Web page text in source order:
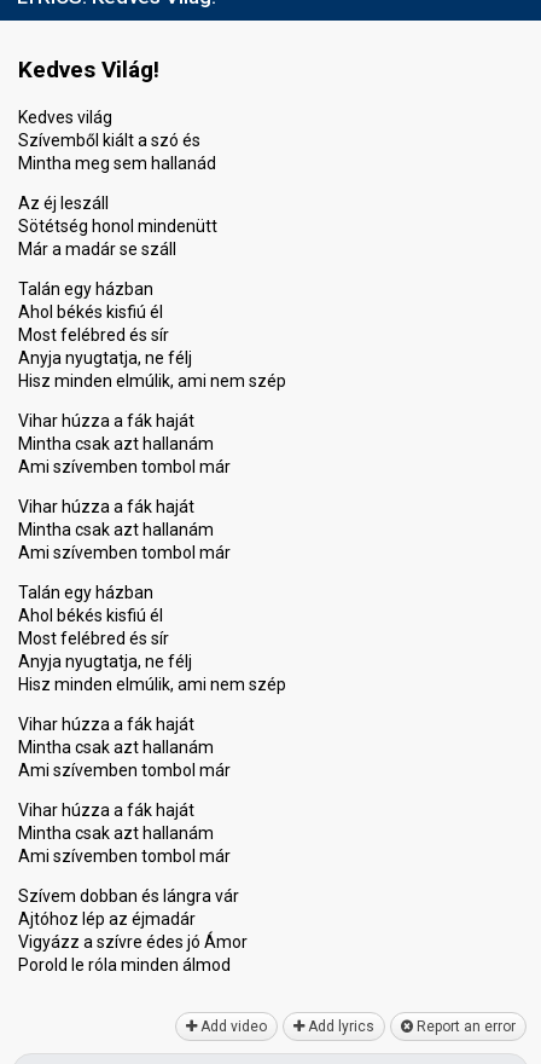
Kedves Világ!
Kedves világ
Szívemből kiált a szó és
Mintha meg sem hallanád
Az éj leszáll
Sötétség honol mindenütt
Már a madár se száll
Talán egy házban
Ahol békés kisfiú él
Most felébred és sír
Anyja nyugtatja, ne félj
Hisz minden elmúlik, ami nem szép
Vihar húzza a fák haját
Mintha csak azt hallanám
Ami szívemben tombol már
Vihar húzza a fák haját
Mintha csak azt hallanám
Ami szívemben tombol már
Talán egy házban
Ahol békés kisfiú él
Most felébred és sír
Anyja nyugtatja, ne félj
Hisz minden elmúlik, ami nem szép
Vihar húzza a fák haját
Mintha csak azt hallanám
Ami szívemben tombol már
Vihar húzza a fák haját
Mintha csak azt hallanám
Ami szívemben tombol már
Szívem dobban és lángra vár
Ajtóhoz lép az éjmadár
Vigyázz a szívre édeѕ jó Ámor
Porold le rólа minden álmod
Add video Add lyrics Report an error